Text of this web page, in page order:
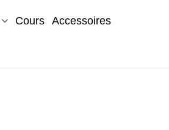
Cours Accessoires